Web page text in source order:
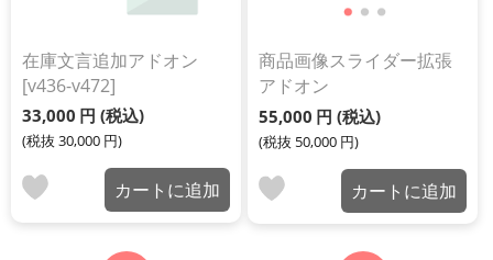
在庫文言追加アドオン
[v436-v472]
33,000 円 (税込)
(税抜 30,000 円)
カートに追加
商品画像スライダー拡張
アドオン
55,000 円 (税込)
(税抜 50,000 円)
カートに追加